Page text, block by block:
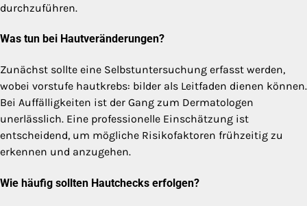
durchzuführen.
Was tun bei Hautveränderungen?
Zunächst sollte eine Selbstuntersuchung erfasst werden,
wobei vorstufe hautkrebs: bilder als Leitfaden dienen können.
Bei Auffälligkeiten ist der Gang zum Dermatologen
unerlässlich. Eine professionelle Einschätzung ist
entscheidend, um mögliche Risikofaktoren frühzeitig zu
erkennen und anzugehen.
Wie häufig sollten Hautchecks erfolgen?